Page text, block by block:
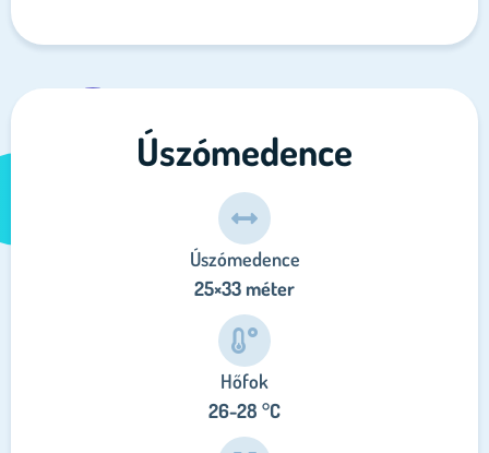
Úszómedence
Úszómedence
25×33 méter
Hőfok
26-28 °C